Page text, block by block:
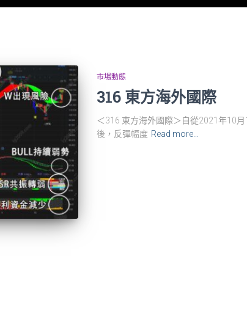
市場動態
316 東方海外國際
＜316 東方海外國際＞自從2021年10
後，反彈幅度 Read more…